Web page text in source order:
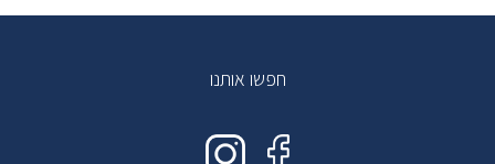
חפשו אותנו